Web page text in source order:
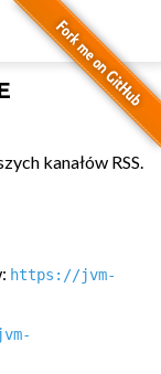
kanałów RSS.
https://jvm-